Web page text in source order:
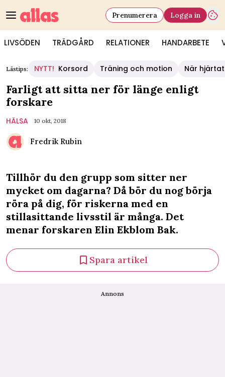
LIVSÖDEN TRÄDGÅRD RELATIONER HANDARBETE
Prenumerera Logga in
Lästips: NYTT! Korsord Träning och motion När
Farligt att sitta ner för länge enligt
forskare
HÄLSA 10 okt, 2018
Fredrik Rubin
Tillhör du den grupp som sitter ner
mycket om dagarna? Då bör du nog börja
röra på dig, för riskerna med en
stillasittande livsstil är många. Det
menar forskaren Elin Ekblom Bak.
Spara artikel
Annons